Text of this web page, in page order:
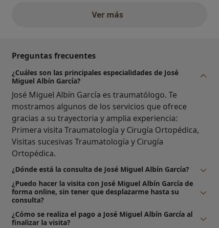
Ver másopiniones anteriores
Preguntas frecuentes
¿Cuáles son las principales especialidades de José
Miguel Albín García?
José Miguel Albín García es traumatólogo. Te
mostramos algunos de los servicios que ofrece
gracias a su trayectoria y amplia experiencia:
Primera visita Traumatología y Cirugía Ortopédica,
Visitas sucesivas Traumatología y Cirugía
Ortopédica.
¿Dónde está la consulta de José Miguel Albín García?
¿Puedo hacer la visita con José Miguel Albín García de
forma online, sin tener que desplazarme hasta su
consulta?
¿Cómo se realiza el pago a José Miguel Albín García al
finalizar la visita?